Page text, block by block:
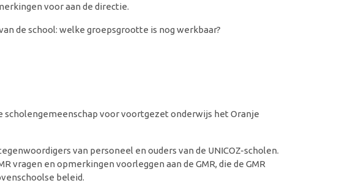
voor aan de directie.
de school: welke groepsgrootte is nog werkbaar?
scholengemeenschap voor voortgezet onderwijs het Oranje
van personeel en ouders van de UNICOZ-scholen.
vragen en opmerkingen voorleggen aan de GMR, die de GMR
beleid.